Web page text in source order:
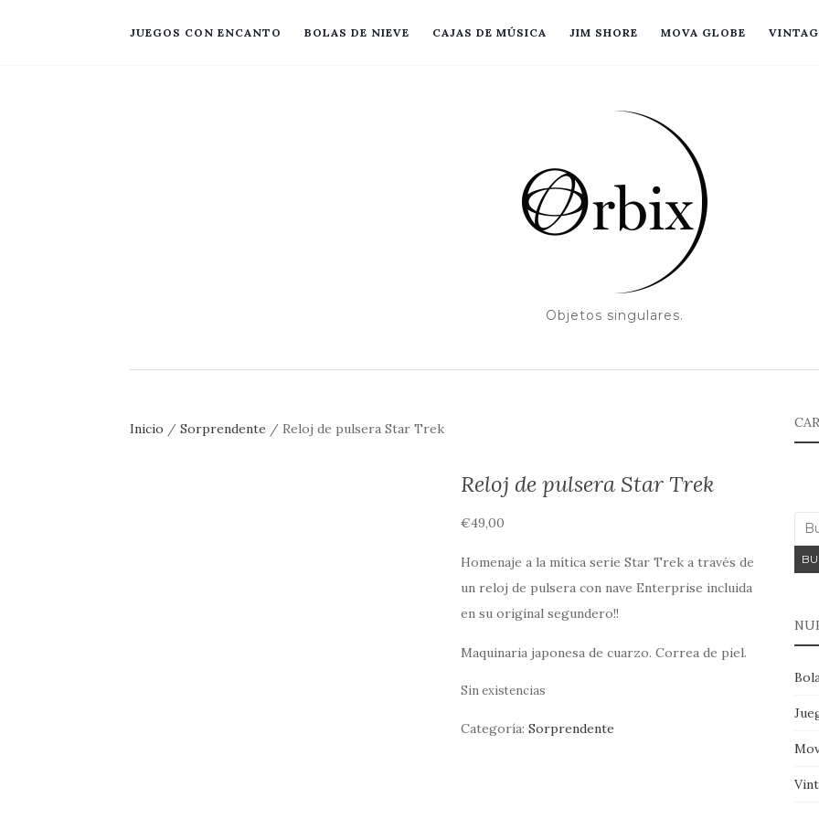
JUEGOS CON ENCANTO BOLAS DE NIEVE CAJAS DE MÚSICA JIM SHORE MOVA GLOBE
Objetos singulares.
Inicio / Sorprendente / Reloj de pulsera Star Trek
Reloj de pulsera Star Trek
€49,00
Homenaje a la mítica serie Star Trek a través de
un reloj de pulsera con nave Enterprise incluida
en su original segundero!!
Maquinaria japonesa de cuarzo. Correa de piel.
Sin existencias
Categoría:Sorprendente